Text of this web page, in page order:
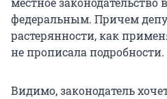
федеральным. Причем
растерянности, как
не прописала подробности.
Видимо, законодатель